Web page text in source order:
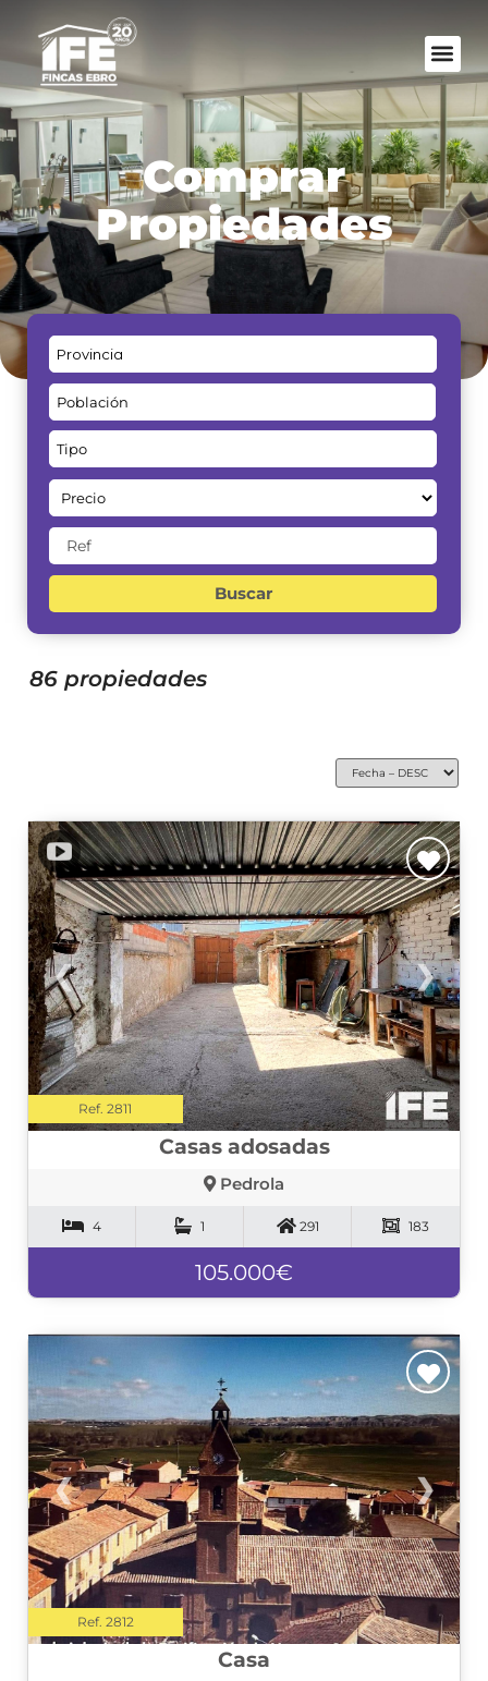
Comprar
Propiedades
Provincia
Población
Tipo
Buscar
86 propiedades
❮ ❯
Ref. 2811
Casas adosadas
Pedrola
4 1 291 183
105.000€
❮ ❯
Ref. 2812
Casa